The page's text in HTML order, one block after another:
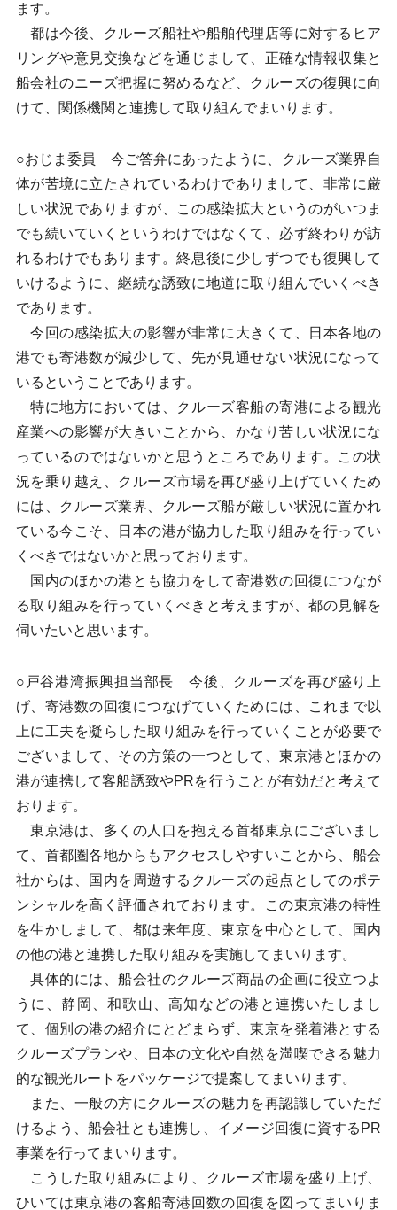
ます。
都は今後、クルーズ船社や船舶代理店等に対するヒア
リングや意見交換などを通じまして、正確な情報収集と
船会社のニーズ把握に努めるなど、クルーズの復興に向
けて、関係機関と連携して取り組んでまいります。
○おじま委員 今ご答弁にあったように、クルーズ業界自
体が苦境に立たされているわけでありまして、非常に厳
しい状況でありますが、この感染拡大というのがいつま
でも続いていくというわけではなくて、必ず終わりが訪
れるわけでもあります。終息後に少しずつでも復興して
いけるように、継続な誘致に地道に取り組んでいくべき
であります。
今回の感染拡大の影響が非常に大きくて、日本各地の
港でも寄港数が減少して、先が見通せない状況になって
いるということであります。
特に地方においては、クルーズ客船の寄港による観光
産業への影響が大きいことから、かなり苦しい状況にな
っているのではないかと思うところであります。この状
況を乗り越え、クルーズ市場を再び盛り上げていくため
には、クルーズ業界、クルーズ船が厳しい状況に置かれ
ている今こそ、日本の港が協力した取り組みを行ってい
くべきではないかと思っております。
国内のほかの港とも協力をして寄港数の回復につなが
る取り組みを行っていくべきと考えますが、都の見解を
伺いたいと思います。
○戸谷港湾振興担当部長 今後、クルーズを再び盛り上
げ、寄港数の回復につなげていくためには、これまで以
上に工夫を凝らした取り組みを行っていくことが必要で
ございまして、その方策の一つとして、東京港とほかの
港が連携して客船誘致やPRを行うことが有効だと考えて
おります。
東京港は、多くの人口を抱える首都東京にございまし
て、首都圏各地からもアクセスしやすいことから、船会
社からは、国内を周遊するクルーズの起点としてのポテ
ンシャルを高く評価されております。この東京港の特性
を生かしまして、都は来年度、東京を中心として、国内
の他の港と連携した取り組みを実施してまいります。
具体的には、船会社のクルーズ商品の企画に役立つよ
うに、静岡、和歌山、高知などの港と連携いたしまし
て、個別の港の紹介にとどまらず、東京を発着港とする
クルーズプランや、日本の文化や自然を満喫できる魅力
的な観光ルートをパッケージで提案してまいります。
また、一般の方にクルーズの魅力を再認識していただ
けるよう、船会社とも連携し、イメージ回復に資するPR
事業を行ってまいります。
こうした取り組みにより、クルーズ市場を盛り上げ、
ひいては東京港の客船寄港回数の回復を図ってまいりま